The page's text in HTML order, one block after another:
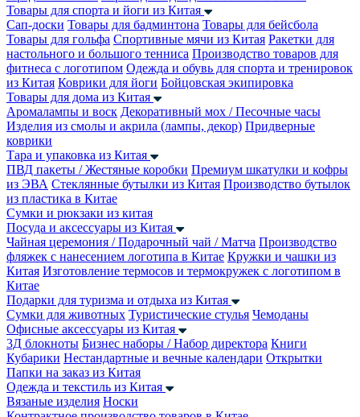
Товары для спорта и йоги из Китая
Сап-доски Товары для бадминтона Товары для бейсбола
Товары для гольфа Спортивные мячи из Китая Ракетки для
настольного и большого тенниса Производство товаров для
фитнеса с логотипом Одежда и обувь для спорта и тренировок
из Китая Коврики для йоги Бойцовская экипировка
Товары для дома из Китая
Аромалампы и воск Декоративный мох / Песочные часы
Изделия из смолы и акрила (лампы, декор) Придверные
коврики
Тара и упаковка из Китая
ПВД пакеты / Жестяные коробки Премиум шкатулки и кофры
из ЭВА Стеклянные бутылки из Китая Производство бутылок
из пластика в Китае
Сумки и рюкзаки из китая
Посуда и аксессуары из Китая
Чайная церемония / Подарочный чай / Матча Производство
фляжек с нанесением логотипа в Китае Кружки и чашки из
Китая Изготовление термосов и термокружек с логотипом в
Китае
Подарки для туризма и отдыха из Китая
Сумки для животных Туристические стулья Чемоданы
Офисные аксессуары из Китая
3Д блокноты Бизнес наборы / Набор директора Книги
Кубарики Нестандартные и вечные календари Открытки
Папки на заказ из Китая
Одежда и текстиль из Китая
Вязаные изделия Носки